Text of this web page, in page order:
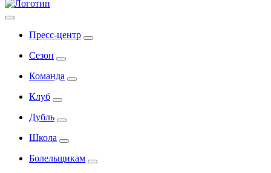
Пресс-центр
Сезон
Команда
Клуб
Дубль
Школа
Болельщикам